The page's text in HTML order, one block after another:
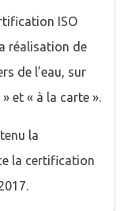
ISO
réalisation de
de l’eau, sur
et « à la carte ».
la
la certification